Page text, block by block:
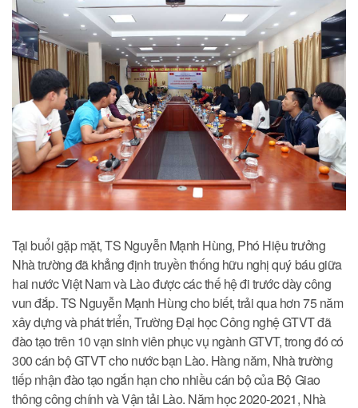
Tại buổi gặp mặt, TS Nguyễn Mạnh Hùng, Phó Hiệu trưởng
Nhà trường đã khẳng định truyền thống hữu nghị quý báu giữa
hai nước Việt Nam và Lào được các thế hệ đi trước dày công
vun đắp. TS Nguyễn Mạnh Hùng cho biết, trải qua hơn 75 năm
xây dựng và phát triển, Trường Đại học Công nghệ GTVT đã
đào tạo trên 10 vạn sinh viên phục vụ ngành GTVT, trong đó có
300 cán bộ GTVT cho nước bạn Lào. Hàng năm, Nhà trường
tiếp nhận đào tạo ngắn hạn cho nhiều cán bộ của Bộ Giao
thông công chính và Vận tải Lào. Năm học 2020-2021, Nhà